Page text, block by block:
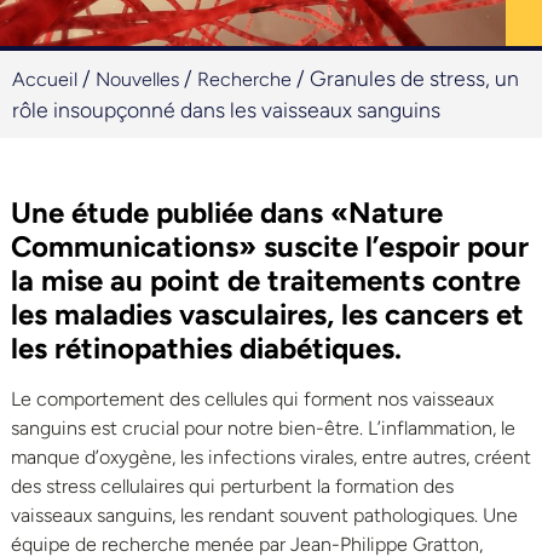
Accueil / Nouvelles / Recherche / Granules de stress, un
rôle insoupçonné dans les vaisseaux sanguins
Une étude publiée dans «Nature
Communications» suscite l’espoir pour
la mise au point de traitements contre
les maladies vasculaires, les cancers et
les rétinopathies diabétiques.
Le comportement des cellules qui forment nos vaisseaux
sanguins est crucial pour notre bien-être. L’inflammation, le
manque d’oxygène, les infections virales, entre autres, créent
des stress cellulaires qui perturbent la formation des
vaisseaux sanguins, les rendant souvent pathologiques. Une
équipe de recherche menée par Jean-Philippe Gratton,